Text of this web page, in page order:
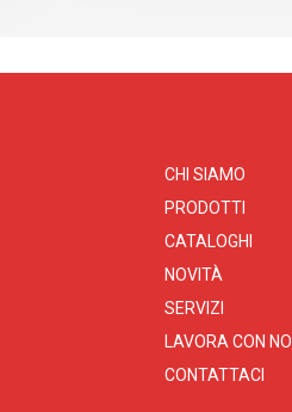
CHI SIAMO
PRODOTTI
CATALOGHI
NOVITÀ
SERVIZI
LAVORA CON NOI
CONTATTACI